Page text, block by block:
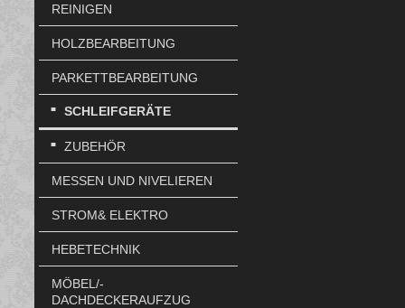
REINIGEN
HOLZBEARBEITUNG
PARKETTBEARBEITUNG
SCHLEIFGERÄTE
ZUBEHÖR
MESSEN UND NIVELIEREN
STROM& ELEKTRO
HEBETECHNIK
MÖBEL/-
DACHDECKERAUFZUG